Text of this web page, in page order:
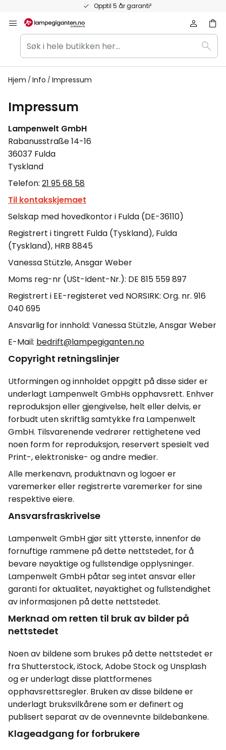
Opptil 5 år garanti²
til
innhold
Søk
i
hele
butikken
Søk
Hjem Info Impressum
Impressum
Lampenwelt GmbH
Rabanusstraße 14-16
36037 Fulda
Tyskland
Telefon: 21 95 68 58
Til kontakskjemaet
Selskap med hovedkontor i Fulda (DE-36110)
Registrert i tingrett Fulda (Tyskland), Fulda
(Tyskland), HRB 8845
Vanessa Stützle, Ansgar Weber
Moms reg-nr (USt-Ident-Nr.): DE 815 559 897
Registrert i EE-registeret ved NORSIRK: Org. nr. 916
040 695
Ansvarlig for innhold: Vanessa Stützle, Ansgar Weber
E-Mail: bedrift@lampegiganten.no
Copyright retningslinjer
Utformingen og innholdet oppgitt på disse sider er
underlagt Lampenwelt GmbHs opphavsrett. Enhver
reproduksjon eller gjengivelse, helt eller delvis, er
forbudt uten skriftlig samtykke fra Lampenwelt
GmbH. Tilsvarenende vedrører rettighetene ved
noen form for reproduksjon, reservert spesielt ved
Print-, elektroniske- og andre medier.
Alle merkenavn, produktnavn og logoer er
varemerker eller registrerte varemerker for sine
respektive eiere.
Ansvarsfraskrivelse
Lampenwelt GmbH gjør sitt ytterste, innenfor de
fornuftige rammene på dette nettstedet, for å
bevare nøyaktige og fullstendige opplysninger.
Lampenwelt GmbH påtar seg intet ansvar eller
garanti for aktualitet, nøyaktighet og fullstendighet
av informasjonen på dette nettstedet.
Merknad om retten til bruk av bilder på
nettstedet
Noen av bildene som brukes på dette nettstedet er
fra Shutterstock, iStock, Adobe Stock og Unsplash
og er underlagt disse plattformenes
opphavsrettsregler. Bruken av disse bildene er
underlagt bruksvilkårene som er definert og
publisert separat av de ovennevnte bildebankene.
Klageadgang for forbrukere